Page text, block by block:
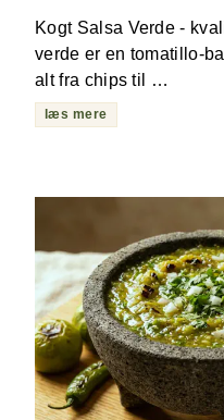
Kogt Salsa Verde -
verde er en tomatillo-
alt fra chips til …
læs mere